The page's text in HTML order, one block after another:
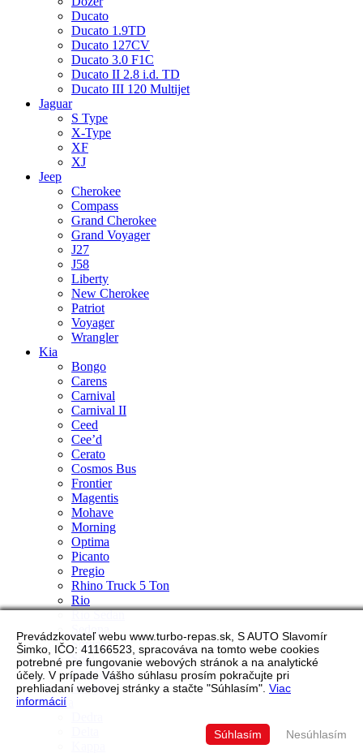
Prevádzkovateľ webu www.turbo-repas.sk, S AUTO Slavomír
Šimko, IČO: 41166523, spracováva na tomto webe cookies
potrebné pre fungovanie webových stránok a na analytické
účely. V prípade Vášho súhlasu prosím pokračujte pri
prehliadaní webovej stránky a stačte "Súhlasím". Viac
informácií
Nesúhlasím
Súhlasím
Ducato
Ducato 1.9TD
Ducato 127CV
Ducato 3.0 F1C
Ducato II 2.8 i.d. TD
Ducato III 120 Multijet
Jaguar
S Type
X-Type
XF
XJ
Jeep
Cherokee
Compass
Grand Cherokee
Grand Voyager
J27
J58
Liberty
New Cherokee
Patriot
Voyager
Wrangler
Kia
Bongo
Carens
Carnival
Carnival II
Ceed
Cee’d
Cerato
Cosmos Bus
Frontier
Magentis
Mohave
Morning
Optima
Picanto
Pregio
Rhino Truck 5 Ton
Rio
Rio Sedan
Sedona
Sorento
Soul
Sportage
Venga
Lancia